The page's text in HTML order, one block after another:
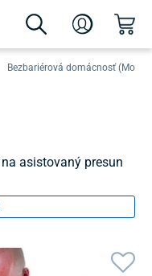
Bezbariérová domácnosť
asistovaný presun